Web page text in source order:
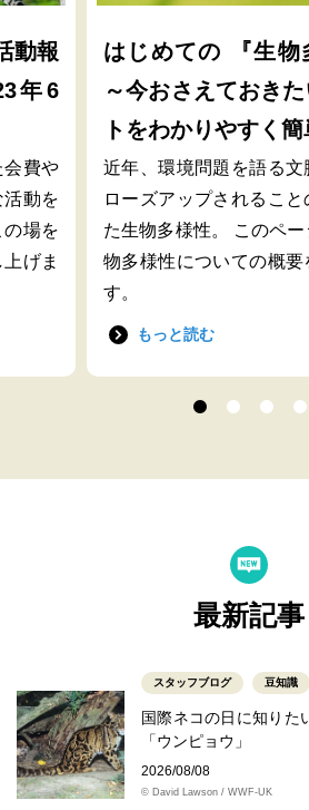
動報
年6
会費や
動を
場を
げま
はじめての 『生物
～今おさえておき
トをわかりやすく
近年、環境問題を語る文
ローズアップされること
た生物多様性。 このペ
物多様性についての概要
す。
もっと読む
最新記事
スタッフブログ 豆知識
国際ネコの日に知りた
「ウンピョウ」
2026/08/08
© David Lawson / WWF-UK